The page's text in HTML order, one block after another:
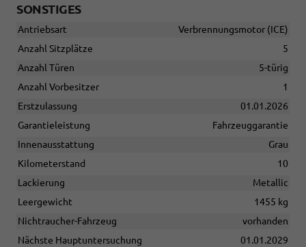
SONSTIGES
Antriebsart
Verbrennungsmotor (ICE)
Anzahl Sitzplätze
5
Anzahl Türen
5-türig
Anzahl Vorbesitzer
1
Erstzulassung
01.01.2026
Garantieleistung
Fahrzeuggarantie
Innenausstattung
Grau
Kilometerstand
10
Lackierung
Metallic
Leergewicht
1455 kg
Nichtraucher-Fahrzeug
vorhanden
Nächste Hauptuntersuchung
01.01.2029